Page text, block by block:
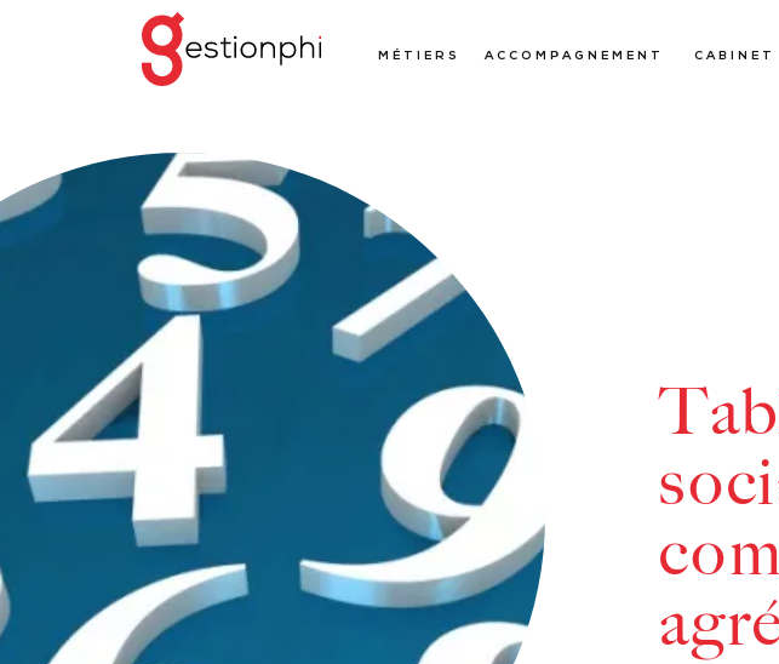
MÉTIERS ACCOMPAGNEMENT CABINET